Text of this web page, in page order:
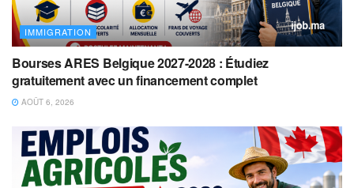
IMMIGRATION
Bourses ARES Belgique 2027-2028 : Étudiez
gratuitement avec un financement complet
AOÛT 6, 2026